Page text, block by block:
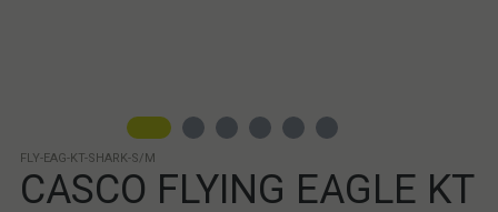
FLY-EAG-KT-SHARK-S/M
CASCO FLYING EAGLE KT